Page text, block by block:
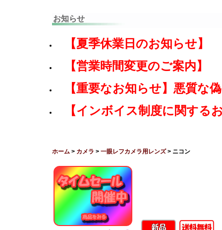
お知らせ
【夏季休業日のお知らせ】
【営業時間変更のご案内】
【重要なお知らせ】悪質な
【インボイス制度に関する
ホーム > カメラ > 一眼レフカメラ用レンズ> ニコン